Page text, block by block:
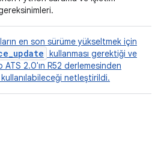
en son sürüme yükseltmek için
kullanması gerektiği ve
ATS 2.0'ın R52 derlemesinden
netleştirildi.